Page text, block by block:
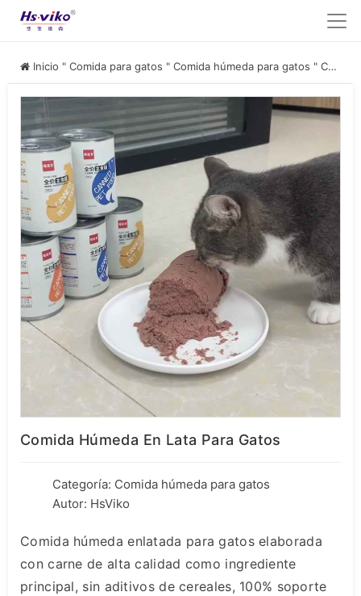
Inicio " Comida para gatos " Comida húmeda para gatos " Comida húmeda en lata para gatos
Comida Húmeda En Lata Para Gatos
Categoría: Comida húmeda para gatos
Autor: HsViko
Comida húmeda enlatada para gatos elaborada
con carne de alta calidad como ingrediente
principal, sin aditivos de cereales, 100% soporte